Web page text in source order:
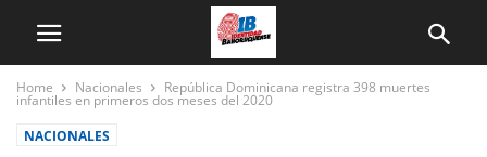
Home Nacionales República Dominicana registra 398 muertes
infantiles en primeros dos meses del 2020
NACIONALES